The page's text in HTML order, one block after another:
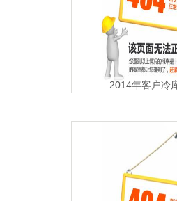
2014年客户冷